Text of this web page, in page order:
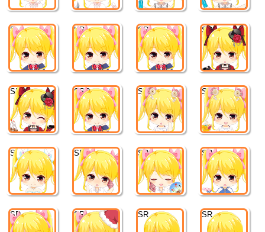
R HR SR SR
SR SSR SR SR
SR SR SR SR
SR SR SR SR